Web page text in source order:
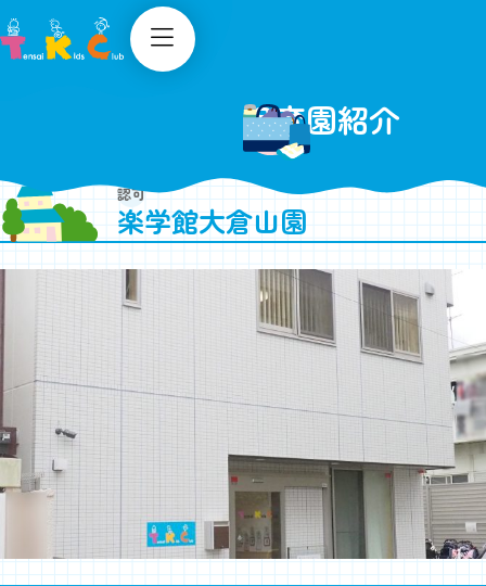
TKCについて
安全対策・衛生管理など
Q&A
見学申し込み
子育てサロン
お知らせ
保育園紹介
認可
楽学館大倉山園